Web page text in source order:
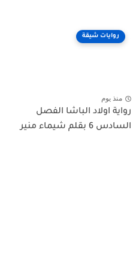
روايات شيقة
منذ يوم
رواية اولاد الباشا الفصل
السادس 6 بقلم شيماء منير